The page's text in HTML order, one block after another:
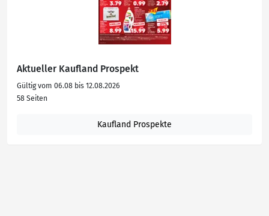
Aktueller Kaufland Prospekt
Gültig vom 06.08 bis 12.08.2026
58 Seiten
Kaufland Prospekte